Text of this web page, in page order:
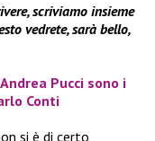
scriviamo insieme
vedrete, sarà bello,
Pucci sono i
Conti
si è di certo